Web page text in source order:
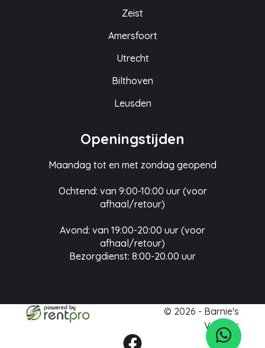
Zeist
Amersfoort
Utrecht
Bilthoven
Leusden
Openingstijden
Maandag tot en met zondag geopend
Ochtend: van 9:00-10:00 uur (voor
afhaal/retour)
Avond: van 19:00-20:00 uur (voor
afhaal/retour)
Bezorgdienst: 8:00-20.00 uur
© 2026 - Barnie's
Verhuur
facebook